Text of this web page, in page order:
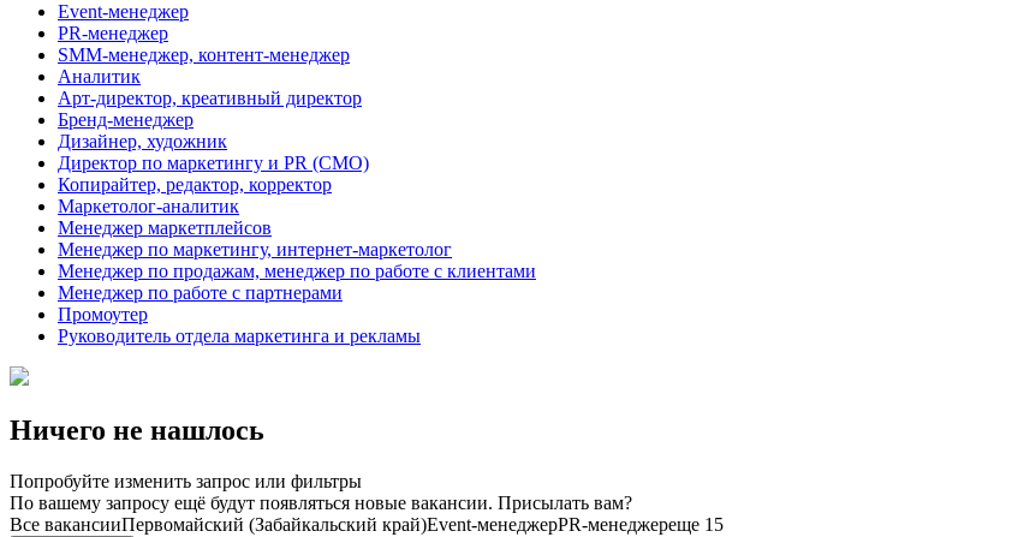
Event-менеджер
PR-менеджер
SMM-менеджер, контент-менеджер
Аналитик
Арт-директор, креативный директор
Бренд-менеджер
Дизайнер, художник
Директор по маркетингу и PR (CMO)
Копирайтер, редактор, корректор
Маркетолог-аналитик
Менеджер маркетплейсов
Менеджер по маркетингу, интернет-маркетолог
Менеджер по продажам, менеджер по работе с клиентами
Менеджер по работе с партнерами
Промоутер
Руководитель отдела маркетинга и рекламы
Ничего не нашлось
Попробуйте изменить запрос или фильтры
По вашему запросу ещё будут появляться новые вакансии. Присылать вам?
Все вакансииПервомайский (Забайкальский край)Event-менеджерPR-менеджереще 15